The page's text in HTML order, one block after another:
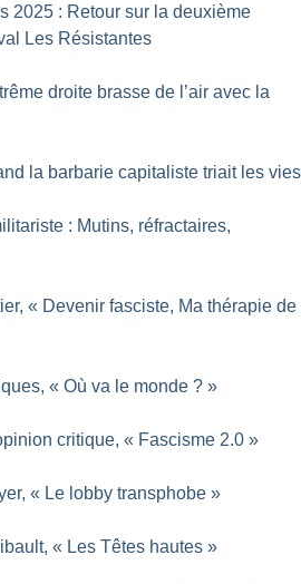
2025 : Retour sur la deuxième
Les Résistantes
droite brasse de l’air avec la
la barbarie capitaliste triait les vies
: Mutins, réfractaires,
« Devenir fasciste, Ma thérapie de
« Où va le monde ? »
critique, « Fascisme 2.0 »
« Le lobby transphobe »
« Les Têtes hautes »